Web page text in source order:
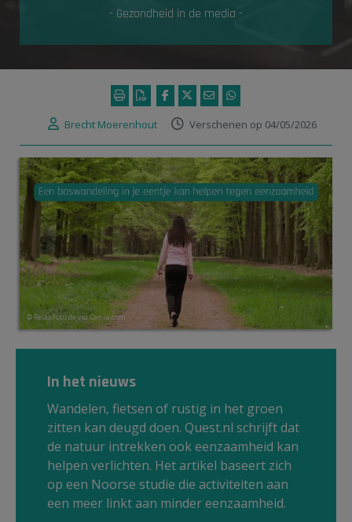
- Gezondheid in de media -
Brecht Moerenhout Verschenen op 04/05/2026
© RelaxFoto.de via Canva.com
In het nieuws
Wandelen, fietsen of rustig in het groen
zitten kan deugd doen. Quest.nl schrijft dat
de natuur intrekken ook eenzaamheid kan
helpen verlichten. Het artikel baseert zich
op een Noorse studie die activiteiten aan
een meer linkt aan minder eenzaamheid.